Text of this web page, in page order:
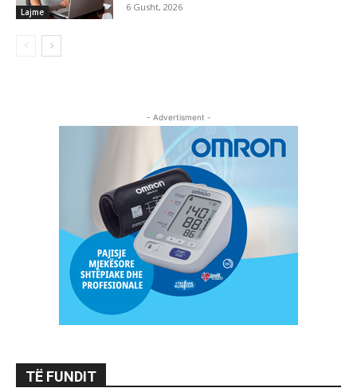
Lajme 6 Gusht, 2026
- Advertisment -
TË FUNDIT